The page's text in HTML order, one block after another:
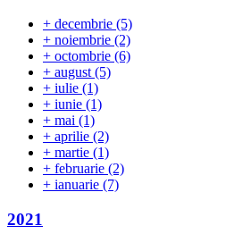
+ decembrie (5)
+ noiembrie (2)
+ octombrie (6)
+ august (5)
+ iulie (1)
+ iunie (1)
+ mai (1)
+ aprilie (2)
+ martie (1)
+ februarie (2)
+ ianuarie (7)
2021